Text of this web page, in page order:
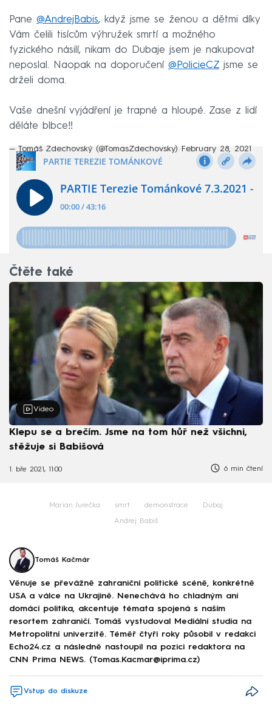
Pane @AndrejBabis, když jsme se ženou a dětmi díky
Vám čelili tisícům výhružek smrtí a možného
fyzického násilí, nikam do Dubaje jsem je nakupovat
neposlal. Naopak na doporučení @PolicieCZ jsme se
drželi doma.
Vaše dnešní vyjádření je trapné a hloupé. Zase z lidí
děláte blbce‼️
— Tomáš Zdechovský (@TomasZdechovsky) February 28, 2021
Čtěte také
Video
Klepu se a brečím. Jsme na tom hůř než všichni,
stěžuje si Babišová
1. bře 2021, 11:00 6 min čtení
Marian Jurečka smrt demonstrace Dubaj
Andrej Babiš
Tomáš Kačmár
Věnuje se převážně zahraniční politické scéně, konkrétně
USA a válce na Ukrajině. Nenechává ho chladným ani
domácí politika, akcentuje témata spojená s naším
resortem zahraničí. Tomáš vystudoval Mediální studia na
Metropolitní univerzitě. Téměř čtyři roky působil v redakci
Echo24.cz a následně nastoupil na pozici redaktora na
CNN Prima NEWS. (Tomas.Kacmar@iprima.cz)
Vstup do diskuze